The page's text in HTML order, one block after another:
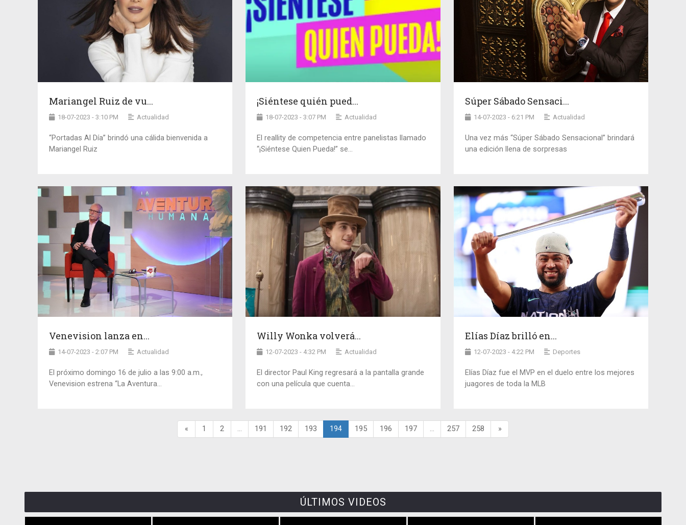
Mariangel Ruiz de vu...
18-07-2023 - 3:10 PM Actualidad
“Portadas Al Día” brindó una cálida bienvenida a
Mariangel Ruiz
¡Siéntese quién pued...
18-07-2023 - 3:07 PM Actualidad
El reallity de competencia entre panelistas llamado
“¡Siéntese Quien Pueda!” se...
Súper Sábado Sensaci...
14-07-2023 - 6:21 PM Actualidad
Una vez más “Súper Sábado Sensacional” brindará
una edición llena de sorpresas
Venevision lanza en...
14-07-2023 - 2:07 PM Actualidad
El próximo domingo 16 de julio a las 9:00 a.m.,
Venevision estrena “La Aventura...
Willy Wonka volverá...
12-07-2023 - 4:32 PM Actualidad
El director Paul King regresará a la pantalla grande
con una película que cuenta...
Elías Díaz brilló en...
12-07-2023 - 4:22 PM Deportes
Elías Díaz fue el MVP en el duelo entre los mejores
juagores de toda la MLB
« 1 2 ... 191 192 193 194 195 196 197 ... 257 258 »
ÚLTIMOS VIDEOS